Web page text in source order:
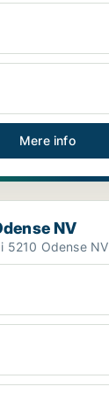
Mere info
NV
5210 Odense NV